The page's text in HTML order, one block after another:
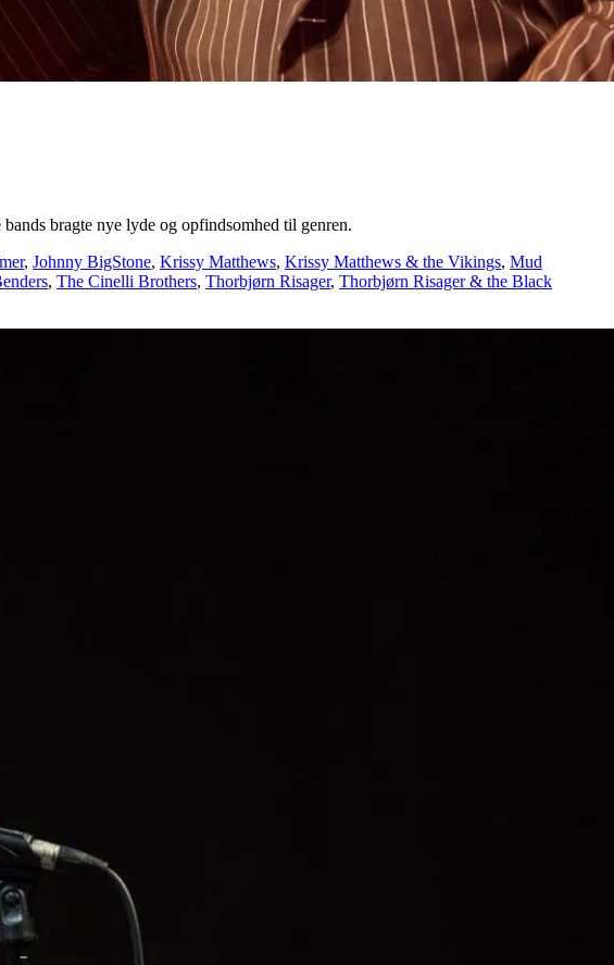
bragte nye lyde og opfindsomhed til genren.
, Johnny BigStone, Krissy Matthews, Krissy Matthews & the Vikings, Mud
, The Cinelli Brothers, Thorbjørn Risager, Thorbjørn Risager & the Black